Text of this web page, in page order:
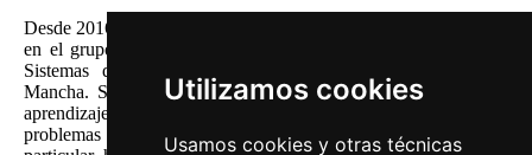
Utilizamos cookies
Usamos cookies y otras técnicas
Desde 2016, José Ángel ha estado trabajando como investigador
en el grupo de investigación MAT (Modelos y Algoritmos en
Sistemas de Transporte) de la Universidad de Castilla-La
Mancha. Su investigación se enfoca en el uso de modelos de
aprendizaje automático e inteligencia artificial para resolver
problemas de optimización en el campo del transporte. En